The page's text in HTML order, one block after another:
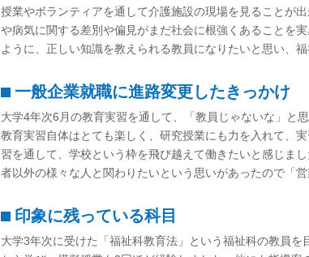
授業やボランティアを通して介護施設の現場を見ることが
や病気に関する差別や偏見がまだ社会に根強くあることを
ように、正しい知識を教えられる教員になりたいと思い、
一般企業就職に進路変更したきっかけ
大学4年次6月の教育実習を通して、「教員じゃないな」と思
教育実習自体はとても楽しく、研究授業にも力を入れて、
習を通して、学校という枠を飛び越えて働きたいと感じま
者以外の様々な人と関わりたいという思いがあったので「
印象に残っている科目
大学3年次に受けた「福祉科教育法」という福祉科の教員